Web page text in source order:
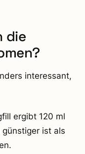
die
interessant,
ergibt 120 ml
ist als